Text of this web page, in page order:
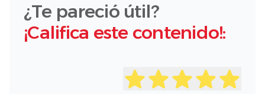
¿Te pareció útil?
¡Califica este contenido!: